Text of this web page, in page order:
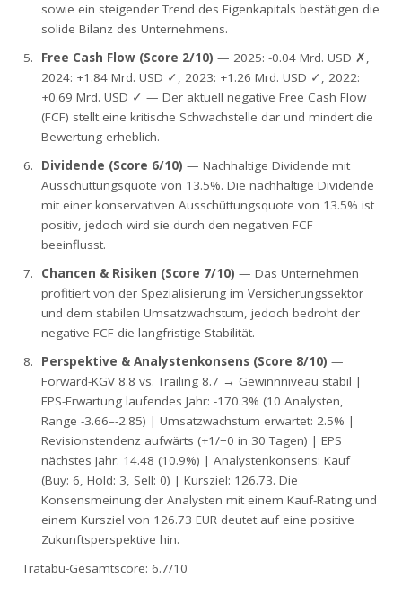
sowie ein steigender Trend des Eigenkapitals bestätigen die
solide Bilanz des Unternehmens.
Free Cash Flow (Score 2/10) — 2025: -0.04 Mrd. USD ✗,
2024: +1.84 Mrd. USD ✓, 2023: +1.26 Mrd. USD ✓, 2022:
+0.69 Mrd. USD ✓ — Der aktuell negative Free Cash Flow
(FCF) stellt eine kritische Schwachstelle dar und mindert die
Bewertung erheblich.
Dividende (Score 6/10) — Nachhaltige Dividende mit
Ausschüttungsquote von 13.5%. Die nachhaltige Dividende
mit einer konservativen Ausschüttungsquote von 13.5% ist
positiv, jedoch wird sie durch den negativen FCF
beeinflusst.
Chancen & Risiken (Score 7/10) — Das Unternehmen
profitiert von der Spezialisierung im Versicherungssektor
und dem stabilen Umsatzwachstum, jedoch bedroht der
negative FCF die langfristige Stabilität.
Perspektive & Analystenkonsens (Score 8/10) —
Forward-KGV 8.8 vs. Trailing 8.7 → Gewinnniveau stabil |
EPS-Erwartung laufendes Jahr: -170.3% (10 Analysten,
Range -3.66–-2.85) | Umsatzwachstum erwartet: 2.5% |
Revisionstendenz aufwärts (+1/−0 in 30 Tagen) | EPS
nächstes Jahr: 14.48 (10.9%) | Analystenkonsens: Kauf
(Buy: 6, Hold: 3, Sell: 0) | Kursziel: 126.73. Die
Konsensmeinung der Analysten mit einem Kauf-Rating und
einem Kursziel von 126.73 EUR deutet auf eine positive
Zukunftsperspektive hin.
Tratabu-Gesamtscore: 6.7/10